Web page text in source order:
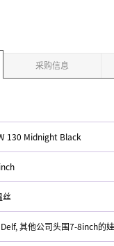
采购信息
130 Midnight Black
丝
其他公司头围7-8inch的